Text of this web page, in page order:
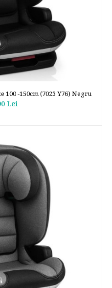
100 -150cm (7023 Y76) Negru
Lei